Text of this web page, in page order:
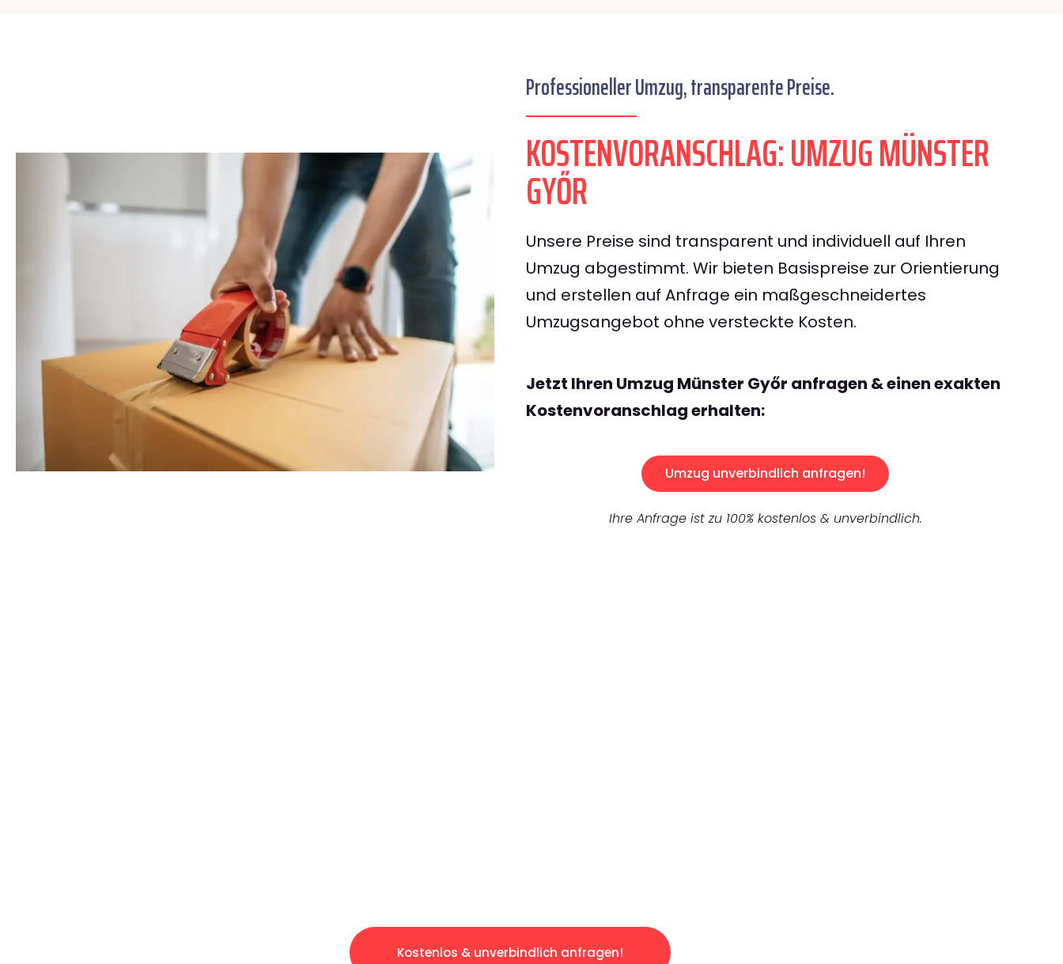
Professioneller Umzug, transparente Preise.
KOSTENVORANSCHLAG: UMZUG MÜNSTER
GYŐR
Unsere Preise sind transparent und individuell auf Ihren
Umzug abgestimmt. Wir bieten Basispreise zur Orientierung
und erstellen auf Anfrage ein maßgeschneidertes
Umzugsangebot ohne versteckte Kosten.
Jetzt Ihren Umzug Münster Győr anfragen & einen exakten
Kostenvoranschlag erhalten:
Umzug unverbindlich anfragen!
Ihre Anfrage ist zu 100% kostenlos & unverbindlich.
Kostenlos & unverbindlich anfragen!